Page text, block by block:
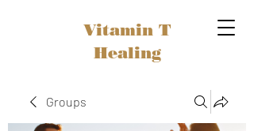
Vitamin T
Healing
Groups